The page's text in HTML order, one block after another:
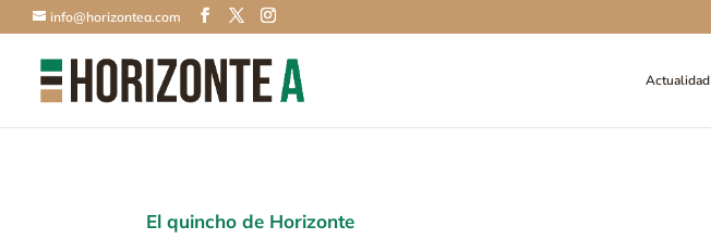
info@horizontea.com
Actualidad
El quincho de Horizonte